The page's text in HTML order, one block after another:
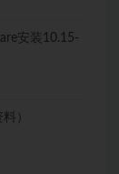
安装10.15-
）